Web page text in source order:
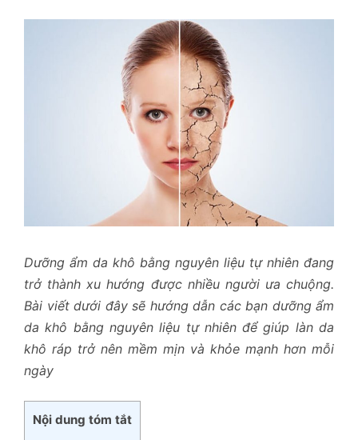
Dưỡng ẩm da khô bằng nguyên liệu tự nhiên đang
trở thành xu hướng được nhiều người ưa chuộng.
Bài viết dưới đây sẽ hướng dẫn các bạn dưỡng ẩm
da khô bằng nguyên liệu tự nhiên để giúp làn da
khô ráp trở nên mềm mịn và khỏe mạnh hơn mỗi
ngày
Nội dung tóm tắt